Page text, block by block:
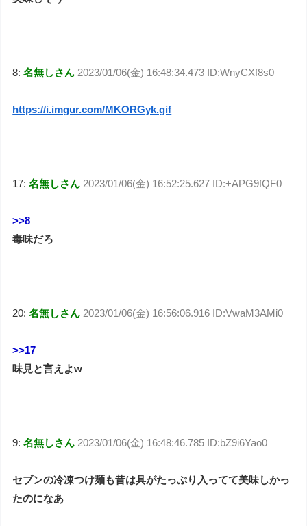
8:名無しさん 2023/01/06(金) 16:48:34.473 ID:WnyCXf8s0
https://i.imgur.com/MKORGyk.gif
17:名無しさん 2023/01/06(金) 16:52:25.627 ID:+APG9fQF0
>>8
毒味だろ
20:名無しさん 2023/01/06(金) 16:56:06.916 ID:VwaM3AMi0
>>17
味見と言えよw
9:名無しさん 2023/01/06(金) 16:48:46.785 ID:bZ9i6Yao0
セブンの冷凍つけ麺も昔は具がたっぷり入ってて美味しかっ
たのになあ